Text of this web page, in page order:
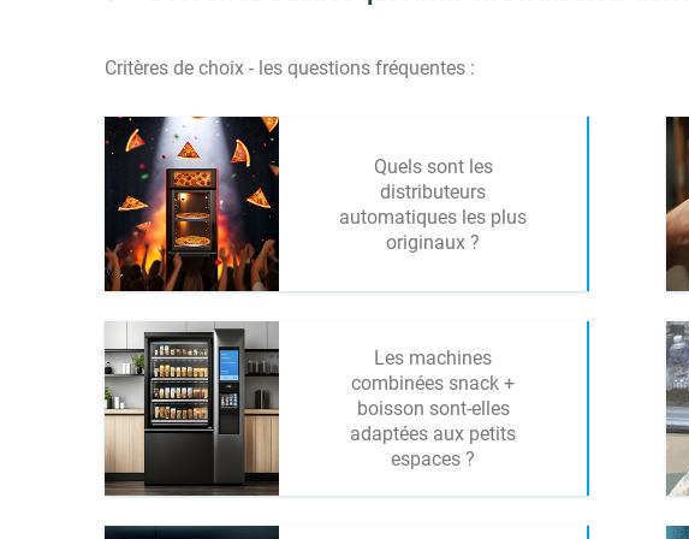
Critères de choix - les questions fréquentes :
Quels sont les
distributeurs
automatiques les plus
originaux ?
Les machines
combinées snack +
boisson sont-elles
adaptées aux petits
espaces ?